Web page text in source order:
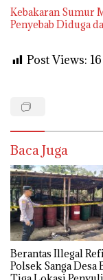
Kebakaran Sumur
Penyebab Diduga
Post Views: 16
Baca Juga
Berantas Illegal
Polsek Sanga Desa